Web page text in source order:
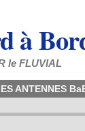
à
le FLUVIAL
ANTENNES